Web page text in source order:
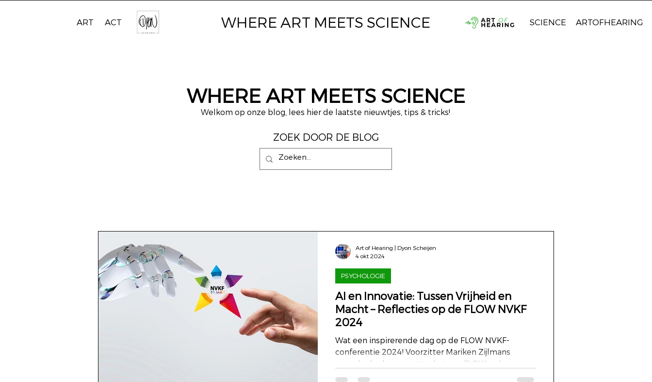
ART ACT WHERE ART MEETS SCIENCE SCIENCE ARTOFHEARING
WHERE ART MEETS SCIENCE
Welkom op onze blog, lees hier de laatste nieuwtjes, tips & tricks!
ZOEK DOOR DE BLOG
AI en Innovatie: Tussen Vrijheid en
Macht – Reflecties op de FLOW NVKF
2024
Wat een inspirerende dag op de FLOW NVKF-
conferentie 2024! Voorzitter Mariken Zijlmans
opende de dag en zette de toon: FLOW, volgens
mij...
PSYCHOLOGIE
Art of Hearing | Dyon Scheijen
4 okt 2024